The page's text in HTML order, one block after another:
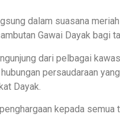
dalam suasana
Gawai Dayak bagi
dari pelbagai
persaudaraan
Dayak.
kepada semua